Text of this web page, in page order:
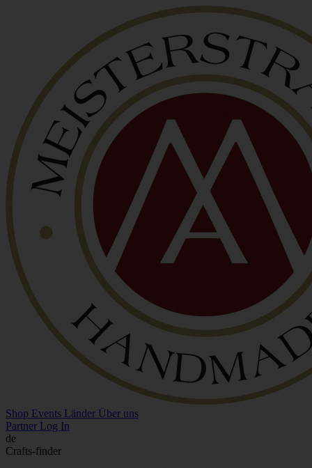
Shop Events Länder Über uns
Partner Log In
de
Crafts-finder